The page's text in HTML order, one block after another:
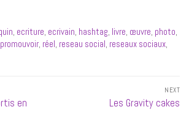
, ecriture, ecrivain, hashtag, livre, œuvre, photo,
promouvoir, réel, reseau social, reseaux sociaux,
en
NEXT
Next
Les Gravity cakes